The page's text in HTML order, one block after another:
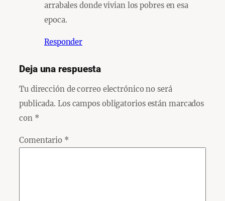
arrabales donde vivian los pobres en esa
epoca.
Responder
Deja una respuesta
Tu dirección de correo electrónico no será
publicada. Los campos obligatorios están marcados
con *
Comentario *